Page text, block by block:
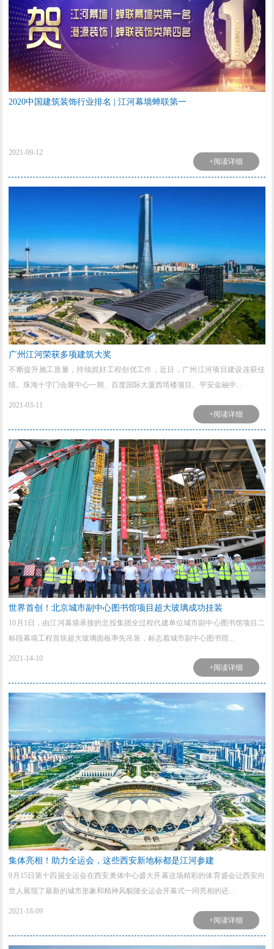
2020中国建筑装饰行业排名 | 江河幕墙蝉联第一
2021-09-12
+阅读详细
广州江河荣获多项建筑大奖
不断提升施工质量，持续抓好工程创优工作，近日，广州江河项目建设连获佳
绩。珠海十字门会展中心一期、百度国际大厦西塔楼项目、平安金融中...
2021-03-11
+阅读详细
世界首创！北京城市副中心图书馆项目超大玻璃成功挂装
10月1日，由江河幕墙承接的北投集团全过程代建单位城市副中心图书馆项目二
标段幕墙工程首块超大玻璃面板率先吊装，标志着城市副中心图书馆...
2021-14-10
+阅读详细
集体亮相！助力全运会，这些西安新地标都是江河参建
9月15日第十四届全运会在西安奥体中心盛大开幕这场精彩的体育盛会让西安向
世人展现了最新的城市形象和精神风貌随全运会开幕式一同亮相的还...
2021-18-09
+阅读详细